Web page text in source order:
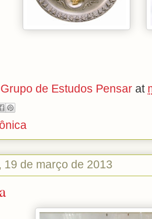
Grupo de Estudos Pensar at
19 de março de 2013